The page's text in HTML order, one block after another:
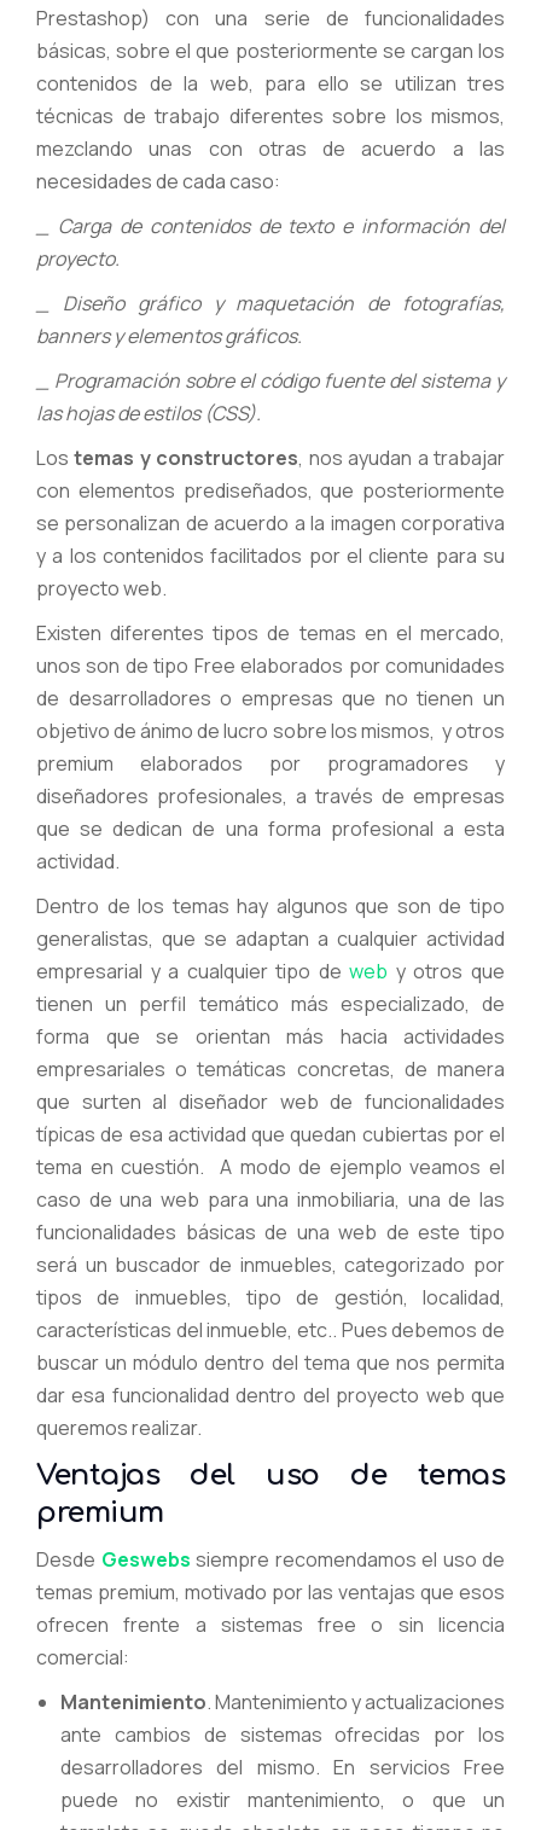
Prestashop) con una serie de funcionalidades
básicas, sobre el que posteriormente se cargan los
contenidos de la web, para ello se utilizan tres
técnicas de trabajo diferentes sobre los mismos,
mezclando unas con otras de acuerdo a las
necesidades de cada caso:
_ Carga de contenidos de texto e información del
proyecto.
_ Diseño gráfico y maquetación de fotografías,
banners y elementos gráficos.
_ Programación sobre el código fuente del sistema y
lashojas de estilos (CSS).
Lostemas y constructores, nos ayudan a trabajar
con elementos prediseñados, que posteriormente
se personalizan de acuerdo a la imagen corporativa
y a los contenidos facilitados por el cliente para su
proyecto web.
Existen diferentes tipos de temas en el mercado,
unos son de tipo Free elaborados por comunidades
de desarrolladores o empresas que no tienen un
objetivo de ánimo de lucro sobre los mismos, y otros
premium elaborados por programadores y
diseñadores profesionales, a través de empresas
que se dedican de una forma profesional a esta
actividad.
Dentro de los temas hay algunos que son de tipo
generalistas, que se adaptan a cualquier actividad
empresarial y a cualquier tipo deweb y otros que
tienen un perfil temático más especializado, de
forma que se orientan más hacia actividades
empresariales o temáticas concretas, de manera
que surten al diseñador web de funcionalidades
típicas de esa actividad que quedan cubiertas por el
tema en cuestión. A modo de ejemplo veamos el
caso de una web para una inmobiliaria, una de las
funcionalidades básicas de una web de este tipo
será un buscador de inmuebles, categorizado por
tipos de inmuebles, tipo de gestión, localidad,
características del inmueble, etc.. Pues debemos de
buscar un módulo dentro del tema que nos permita
dar esa funcionalidad dentro del proyecto web que
queremos realizar.
Ventajas del uso de temas
premium
Desde Geswebs siempre recomendamos el uso de
temas premium, motivado por las ventajas que esos
ofrecen frente a sistemas free o sin licencia
comercial:
Mantenimiento. Mantenimiento y actualizaciones
ante cambios de sistemas ofrecidas por los
desarrolladores del mismo. En servicios Free
puede no existir mantenimiento, o que un